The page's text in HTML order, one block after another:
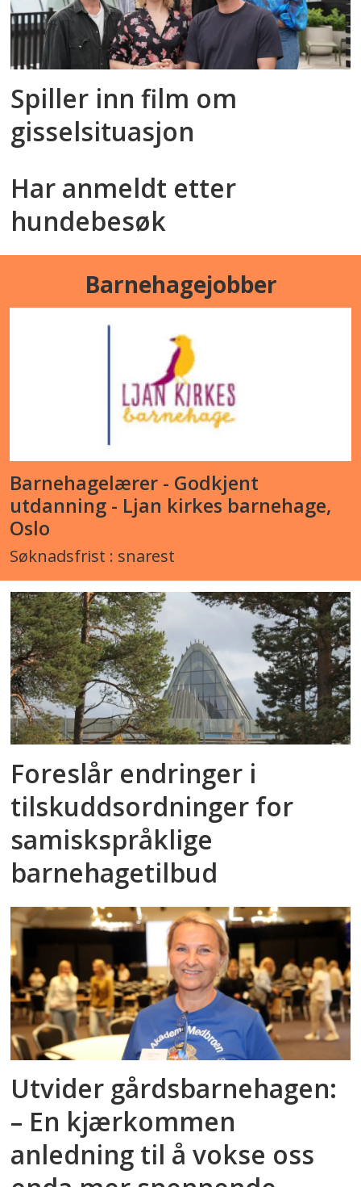
Spiller inn film om
gisselsituasjon
Har anmeldt etter
hundebesøk
Barnehagejobber
Barnehagelærer - Godkjent
utdanning - Ljan kirkes barnehage,
Oslo
Søknadsfrist : snarest
Foreslår endringer i
tilskuddsordninger for
samiskspråklige
barnehagetilbud
Utvider gårdsbarnehagen:
– En kjærkommen
anledning til å vokse oss